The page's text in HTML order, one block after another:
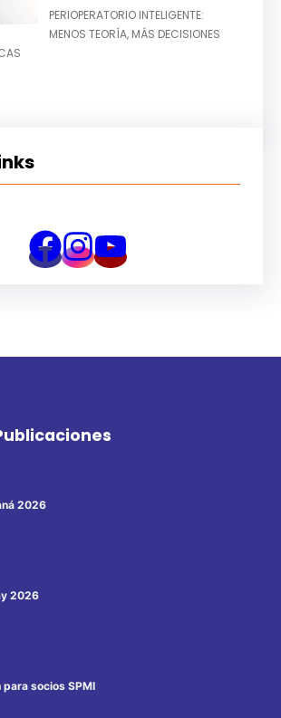
PERIOPERATORIO INTELIGENTE:
MENOS TEORÍA, MÁS DECISIONES
2026
2026
para socios SPMI